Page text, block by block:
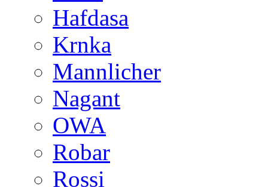
Hafdasa
Krnka
Mannlicher
Nagant
OWA
Robar
Rossi